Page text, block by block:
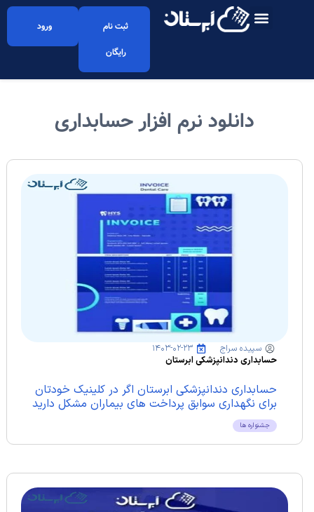
ثبت نام
رایگان
ورود
دانلود نرم افزار حسابداری
سپیده سراج
۱۴۰۳-۰۲-۲۳
حسابداری دندانپزشکی ابرستان
حسابداری دندانپزشکی ابرستان اگر در کلینیک خودتان
برای نگهداری سوابق پرداخت های بیماران مشکل دارید
از نرم افزار حسابداری دندانپزشکی...
جشنواره ها